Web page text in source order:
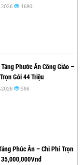
1680
Táng Phước Ân Công Giáo –
Gói 44 Triệu
586
Phúc Ân – Chi Phí Trọn